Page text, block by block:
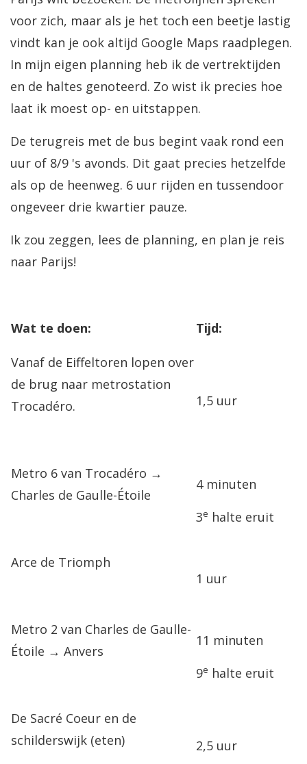
voor zich, maar als je het toch een beetje lastig
vindt kan je ook altijd Google Maps raadplegen.
In mijn eigen planning heb ik de vertrektijden
en de haltes genoteerd. Zo wist ik precies hoe
laat ik moest op- en uitstappen.
De terugreis met de bus begint vaak rond een
uur of 8/9 's avonds. Dit gaat precies hetzelfde
als op de heenweg. 6 uur rijden en tussendoor
ongeveer drie kwartier pauze.
Ik zou zeggen, lees de planning, en plan je reis
naar Parijs!
Wat te doen: Tijd:
Vanaf de Eiffeltoren lopen over
de brug naar metrostation
Trocadéro.
1,5 uur
Metro 6 van Trocadéro →
Charles de Gaulle-Étoile
4 minuten
3e halte eruit
Arce de Triomph
1 uur
Metro 2 van Charles de Gaulle-
Étoile → Anvers
11 minuten
9e halte eruit
De Sacré Coeur en de
schilderswijk (eten)
2,5 uur